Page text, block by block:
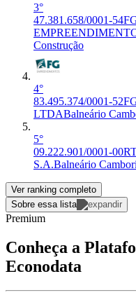
3°
47.381.658/0001-54
Construção
4°
83.495.374/0001-52
LTDABalneário
5°
09.222.901/0001-00
S.A.Balneário
Ver ranking completo
Sobre essa lista
Premium
Conheça a
Econodata